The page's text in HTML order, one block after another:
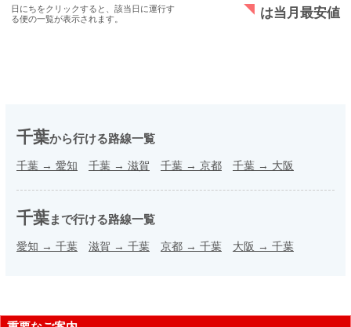
日にちをクリックすると、該当日に運行す
る便の一覧が表示されます。
は当月最安値
千葉から行ける路線一覧
千葉 → 愛知 千葉 → 滋賀 千葉 → 京都 千葉 → 大阪
千葉まで行ける路線一覧
愛知 → 千葉 滋賀 → 千葉 京都 → 千葉 大阪 → 千葉